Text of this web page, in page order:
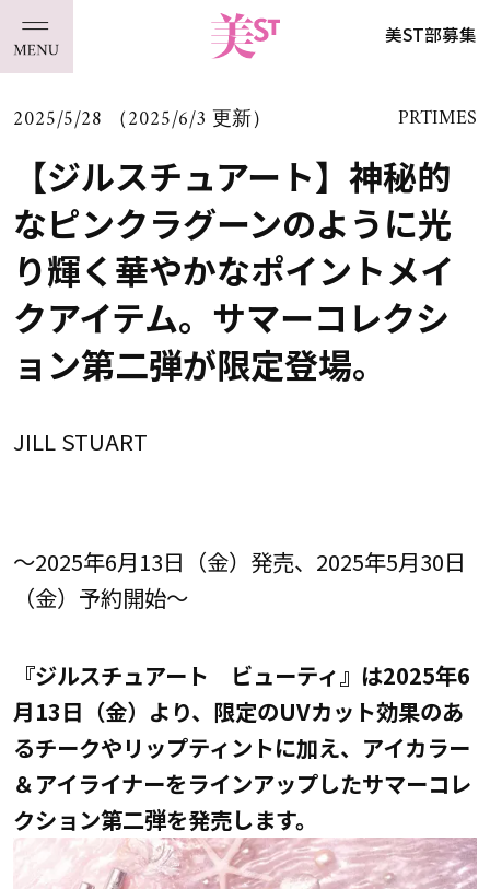
美ST部募集
2025/5/28 （2025/6/3 更新） PRTIMES
【ジルスチュアート】神秘的
なピンクラグーンのように光
り輝く華やかなポイントメイ
クアイテム。サマーコレクシ
ョン第二弾が限定登場。
JILL STUART
～2025年6月13日（金）発売、2025年5月30日
（金）予約開始～
『ジルスチュアート ビューティ』は2025年6
月13日（金）より、限定のUVカット効果のあ
るチークやリップティントに加え、アイカラー
＆アイライナーをラインアップしたサマーコレ
クション第二弾を発売します。